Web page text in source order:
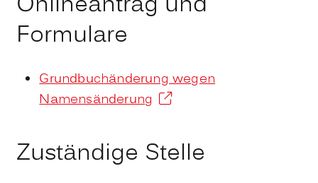
Formulare
Grundbuchänderung wegen
Namensänderung
Zuständige Stelle